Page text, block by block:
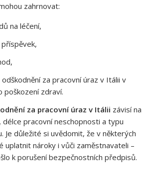
zahrnovat:
na léčení,
za pracovní úraz v Itálii v
poškození zdraví.
za pracovní úraz v Itálii závisí na
délce pracovní neschopnosti a typu
Je důležité si uvědomit, že v některých
uplatnit nároky i vůči zaměstnavateli –
k porušení bezpečnostních předpisů.